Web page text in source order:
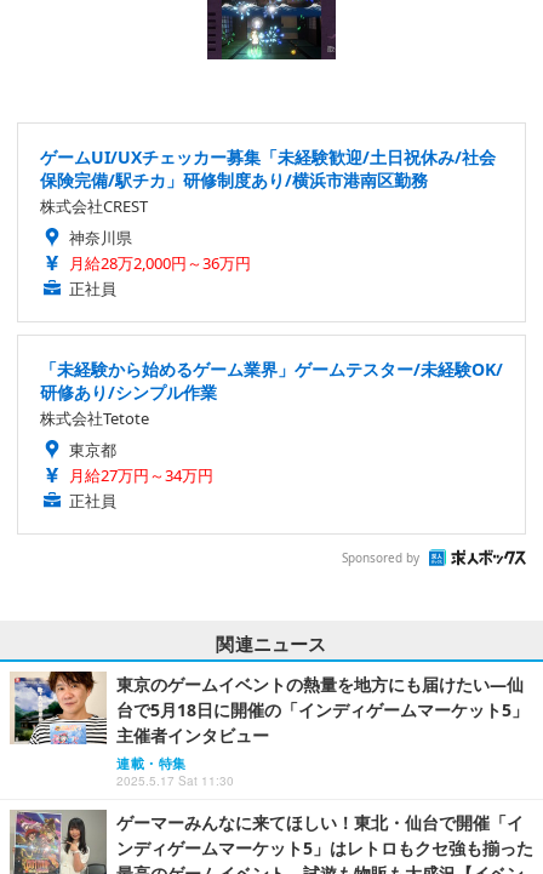
ゲームUI/UXチェッカー募集「未経験歓迎/土日祝休み/社会
保険完備/駅チカ」研修制度あり/横浜市港南区勤務
株式会社CREST
神奈川県
月給28万2,000円～36万円
正社員
「未経験から始めるゲーム業界」ゲームテスター/未経験OK/
研修あり/シンプル作業
株式会社Tetote
東京都
月給27万円～34万円
正社員
Sponsored by
関連ニュース
東京のゲームイベントの熱量を地方にも届けたい―仙
台で5月18日に開催の「インディゲームマーケット5」
主催者インタビュー
連載・特集
2025.5.17 Sat 11:30
ゲーマーみんなに来てほしい！東北・仙台で開催「イ
ンディゲームマーケット5」はレトロもクセ強も揃った